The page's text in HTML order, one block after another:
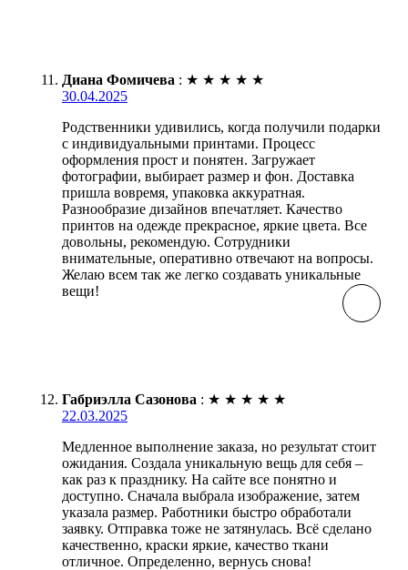
Диана Фомичева : ★ ★ ★ ★ ★
30.04.2025
Родственники удивились, когда получили подарки
с индивидуальными принтами. Процесс
оформления прост и понятен. Загружает
фотографии, выбирает размер и фон. Доставка
пришла вовремя, упаковка аккуратная.
Разнообразие дизайнов впечатляет. Качество
принтов на одежде прекрасное, яркие цвета. Все
довольны, рекомендую. Сотрудники
внимательные, оперативно отвечают на вопросы.
Желаю всем так же легко создавать уникальные
вещи!
Габриэлла Сазонова : ★ ★ ★ ★ ★
22.03.2025
Медленное выполнение заказа, но результат стоит
ожидания. Создала уникальную вещь для себя –
как раз к празднику. На сайте все понятно и
доступно. Сначала выбрала изображение, затем
указала размер. Работники быстро обработали
заявку. Отправка тоже не затянулась. Всё сделано
качественно, краски яркие, качество ткани
отличное. Определенно, вернусь снова!